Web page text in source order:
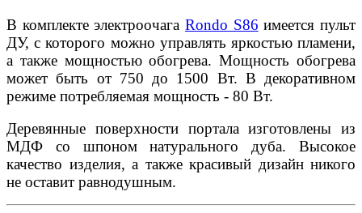
В комплекте электроочага Rondo S86 имеется пульт
ДУ, с которого можно управлять яркостью пламени,
а также мощностью обогрева. Мощность обогрева
может быть от 750 до 1500 Вт. В декоративном
режиме потребляемая мощность - 80 Вт.
Деревянные поверхности портала изготовлены из
МДФ со шпоном натурального дуба. Высокое
качество изделия, а также красивый дизайн никого
не оставит равнодушным.